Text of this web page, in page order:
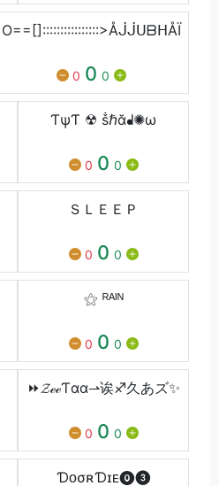
O==[]::::::::::::::::>ÅᒎᒎᑌᗷᕼÅÏ
0 0 0
ƬψƬ ☢ ṧℏᾰᖱ✺ω
0 0 0
ＳＬＥＥＰ
0 0 0
⚝ ᴿᴬᴵᴺ
0 0 0
⏩𝓩ℯℯƬαα⇀诶♐久あズ✨
0 0 0
ƊᴏㅤσʀㅤƊɪᴇㅤ⓿❸